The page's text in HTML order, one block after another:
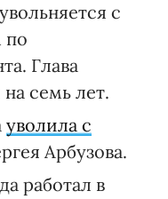
с
по
Глава
на семь лет.
уволила с
Арбузова.
работал в